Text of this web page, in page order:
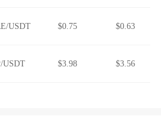
USDT $0.75 $0.63
USDT $3.98 $3.56